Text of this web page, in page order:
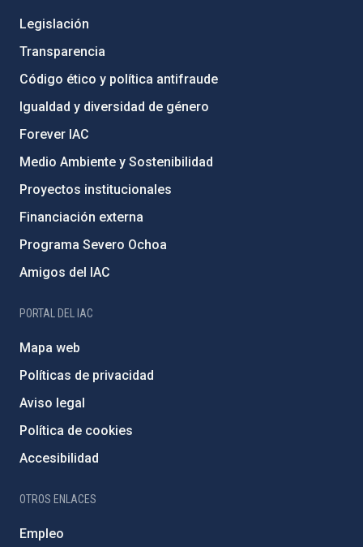
Legislación
Transparencia
Código ético y política antifraude
Igualdad y diversidad de género
Forever IAC
Medio Ambiente y Sostenibilidad
Proyectos institucionales
Financiación externa
Programa Severo Ochoa
Amigos del IAC
PORTAL DEL IAC
Mapa web
Políticas de privacidad
Aviso legal
Política de cookies
Accesibilidad
OTROS ENLACES
Empleo